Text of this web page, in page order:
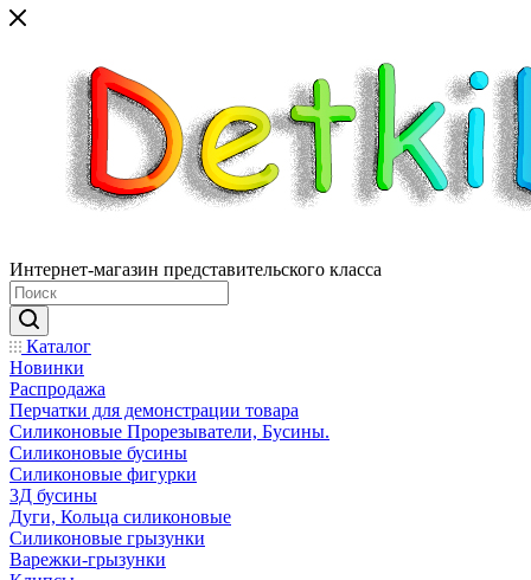
Интернет-магазин представительского класса
Каталог
Новинки
Распродажа
Перчатки для демонстрации товара
Силиконовые Прорезыватели, Бусины.
Силиконовые бусины
Силиконовые фигурки
3Д бусины
Дуги, Кольца силиконовые
Силиконовые грызунки
Варежки-грызунки